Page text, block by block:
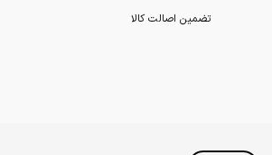
تضمین اصالت کالا